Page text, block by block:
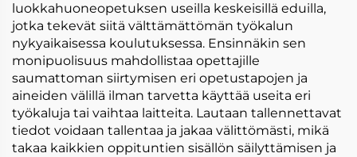
luokkahuoneopetuksen useilla keskeisillä eduilla,
jotka tekevät siitä välttämättömän työkalun
nykyaikaisessa koulutuksessa. Ensinnäkin sen
monipuolisuus mahdollistaa opettajille
saumattoman siirtymisen eri opetustapojen ja
aineiden välillä ilman tarvetta käyttää useita eri
työkaluja tai vaihtaa laitteita. Lautaan tallennettavat
tiedot voidaan tallentaa ja jakaa välittömästi, mikä
takaa kaikkien oppituntien sisällön säilyttämisen ja